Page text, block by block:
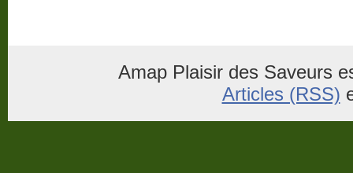
Amap Plaisir des Saveurs
Articles (RSS)